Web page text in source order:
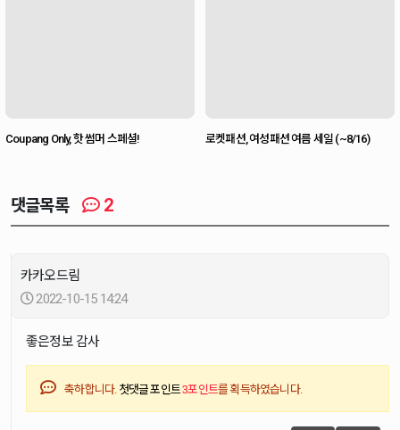
Coupang Only, 핫 썸머 스페셜! 로켓패션, 여성패션 여름 세일 (~8/16)
댓글목록 2
카카오드림
2022-10-15 14:24
좋은정보 감사
축하합니다. 첫댓글 포인트3포인트를 획득하였습니다.